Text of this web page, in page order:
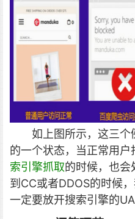
如上图所示，这三
的一个状态，当正常用户
索引擎抓取的时候，也会
到CC或者DDOS的时候
一定要放开搜索引擎的UA